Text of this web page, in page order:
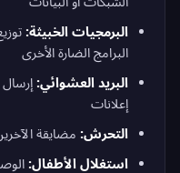
البرمجيات الخبيثة:
البرامج الضارة الأخرى
البريد العشوائي:
إعلانات
التحرش: مضايقة
استغلال الأطفال: